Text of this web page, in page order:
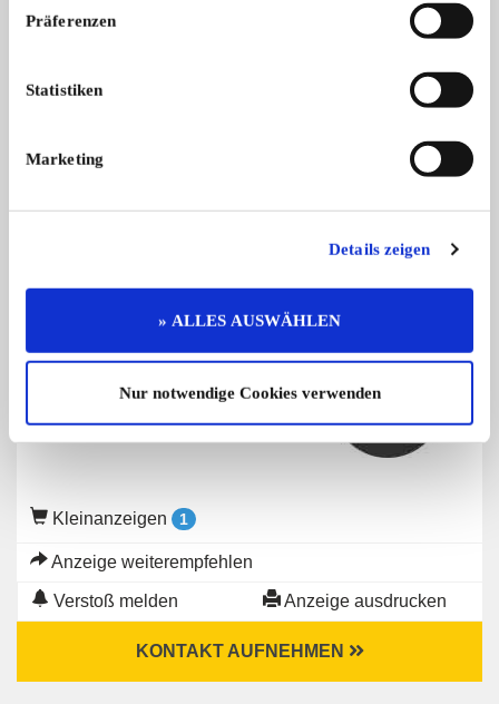
Präferenzen
Statistiken
Marketing
Details zeigen
» ALLES AUSWÄHLEN
Nur notwendige Cookies verwenden
Gesuch von
Privater Anbieter
Kleinanzeigen 1
Anzeige weiterempfehlen
Verstoß melden Anzeige ausdrucken
KONTAKT AUFNEHMEN